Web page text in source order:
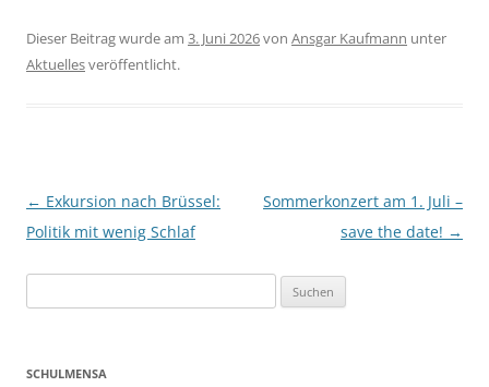
Dieser Beitrag wurde am 3. Juni 2026von Ansgar Kaufmann unter
Aktuellesveröffentlicht.
Beitragsnavigation
← Exkursion nach Brüssel:
Politik mit wenig Schlaf
Sommerkonzert am 1. Juli –
save the date! →
nach:
SCHULMENSA